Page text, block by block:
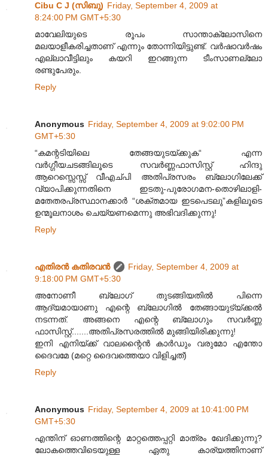
Cibu C J (സിബു) Friday, September 4, 2009 at
8:24:00 PM GMT+5:30
മാവേലിയുടെ രൂപം സാന്താക്ലോസിനെ
മലയാളീകരിച്ചതാണ്‌ എന്നും തോന്നിയിട്ടുണ്ട്. വർഷാവർഷം
എല്ലാവീട്ടിലും കയറി ഇറങ്ങുന്ന ടീംസാണല്ലോ
രണ്ടുപേരും.
Reply
Anonymous Friday, September 4, 2009 at 9:02:00 PM
GMT+5:30
“കമന്റടിയിലെ തേങ്ങയുടയ്ക്കുക“ എന്ന
വർഗ്ഗീയചടങ്ങിലൂടെ സവർണ്ണഫാസിസ്റ്റ് ഹിന്ദു
ആറെസ്സെസ്സ് വീഎച്പി അതിപ്രസരം ബ്ലോഗിലേക്ക്
വ്യാപിക്കുന്നതിനെ ഇടതു-പുരോഗമന-തൊഴിലാളി-
മതേതരപ്രസ്ഥാനക്കാർ “ശക്തമായ ഇടപെടലു”കളിലൂടെ
ഉന്മൂലനാശം ചെയ്യണമെന്നു അഭിവദിക്കുന്നു!
Reply
എതിരന്‍ കതിരവന്‍
Friday, September 4, 2009 at
9:18:00 PM GMT+5:30
അനോണീ ബ്ലോഗ് തുടങ്ങിയതിൽ പിന്നെ
ആദ്യമായാണു എന്റെ ബ്ലോഗിൽ തേങ്ങായുട്യ്ക്കൽ
നടന്നത്. അങ്ങനെ എന്റെ ബ്ലോഗും സവർണ്ണ
ഫാസിസ്റ്റ്.......അതിപ്രസരത്തിൽ മുങ്ങിയിരിക്കുന്നു!
ഇനി എനിയ്ക്ക് വാലന്റൈൻ കാർഡും വരുമോ എന്തോ
ദൈവമേ (മറ്റെ ദൈവത്തെയാ വിളിച്ചത്)
Reply
Anonymous Friday, September 4, 2009 at 10:41:00 PM
GMT+5:30
എന്തിന്‌ ഓണത്തിന്റെ മാറ്റത്തെപ്പറ്റി മാത്രം ഖേദിക്കുന്നു?
ലോകത്തെവിടെയുള്ള ഏതു കാര്യത്തിനാണ്‌